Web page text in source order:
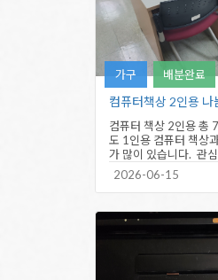
가구 배분완료
컴퓨터책상 2인용 나
컴퓨터 책상 2인용 총
도 1인용 컴퓨터 책상
가 많이 있습니다. 관
7735-5325…
2026-06-15